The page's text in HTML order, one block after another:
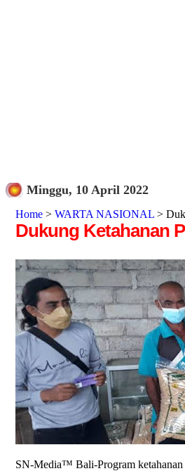
Minggu, 10 April 2022
Home > WARTA NASIONAL >
Dukung Ketahanan
SN-Media™ Bali-Program ketahanan